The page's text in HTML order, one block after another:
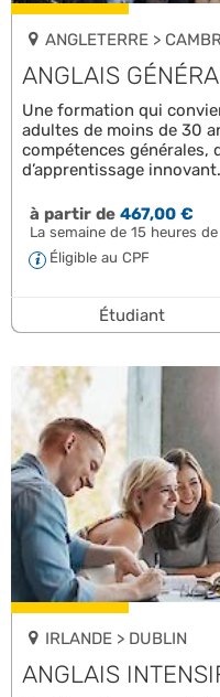
ANGLETERRE >
ANGLAIS
Une formation qui
adultes de moins de 30
compétences générales,
d’apprentissage innovant.
à partir de467,00 €
La semaine de 15 heures
Éligible au CPF
Étudiant
IRLANDE > DUBLIN
ANGLAIS